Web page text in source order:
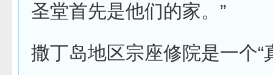
圣堂首先是他们的家。”
撒丁岛地区宗座修院是一个“